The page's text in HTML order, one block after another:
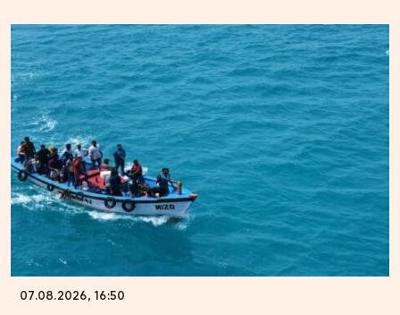
07.08.2026, 16:50